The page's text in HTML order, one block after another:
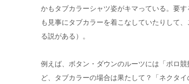
かもタブカラーシャツ姿がキマっている。要
も見事にタブカラーを着こなしていたりして
る説がある）。
例えば、ボタン・ダウンのルーツには「ポロ
ど、タブカラーの場合は果たして？「ネクタ